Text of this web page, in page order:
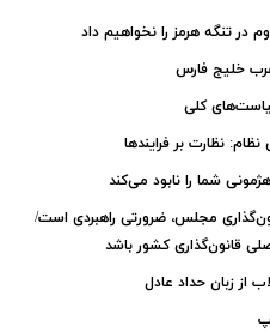
تنگه هرمز را نخواهیم داد
خلیج فارس
کلی
نظارت بر فرایندها
شما را نابود می‌کند
مجلس، ضرورتی راهبردی است/
قانون‌گذاری کشور باشد
از زبان حداد عادل